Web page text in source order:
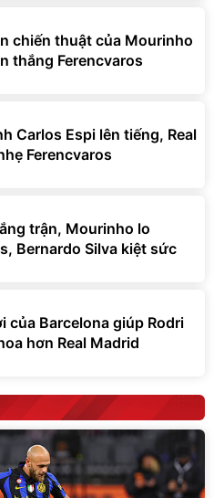
chiến thuật của Mourinho
thắng Ferencvaros
Carlos Espi lên tiếng, Real
Ferencvaros
trận, Mourinho lo
Bernardo Silva kiệt sức
của Barcelona giúp Rodri
hơn Real Madrid